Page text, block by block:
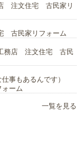
注文住宅 古民家リ
古民家リフォーム
務店 注文住宅 古民
仕事もあるんです）
ーム
一覧を見る